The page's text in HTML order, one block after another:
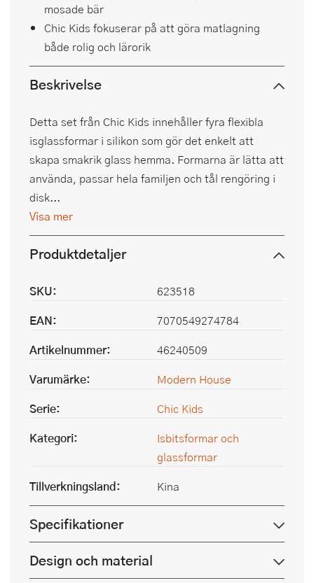
mosade bär
Chic Kids fokuserar på att göra matlagning
både rolig och lärorik
Beskrivelse
Detta set från Chic Kids innehåller fyra flexibla
isglassformar i silikon som gör det enkelt att
skapa smakrik glass hemma. Formarna är lätta att
använda, passar hela familjen och tål rengöring i
disk...
Visa mer
Produktdetaljer
SKU:
623518
EAN:
7070549274784
Artikelnummer:
46240509
Varumärke:
Modern House
Serie:
Chic Kids
Kategori:
Isbitsformar och
glassformar
Tillverkningsland:
Kina
Specifikationer
Design och material